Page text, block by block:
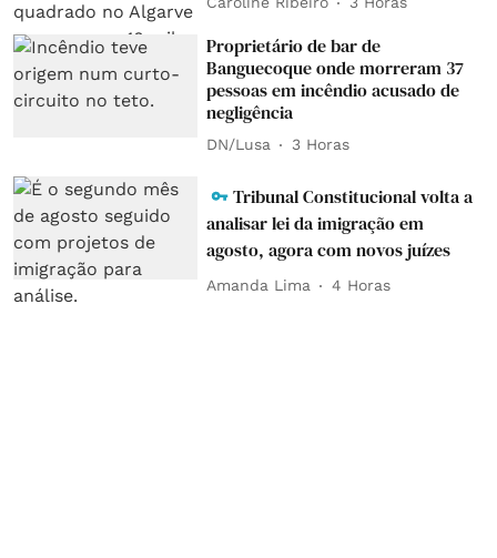
Proprietário de bar de
Banguecoque onde morreram 37
pessoas em incêndio acusado de
negligência
DN/Lusa 3 Horas
Tribunal Constitucional volta a
analisar lei da imigração em
agosto, agora com novos juízes
Amanda Lima 4 Horas